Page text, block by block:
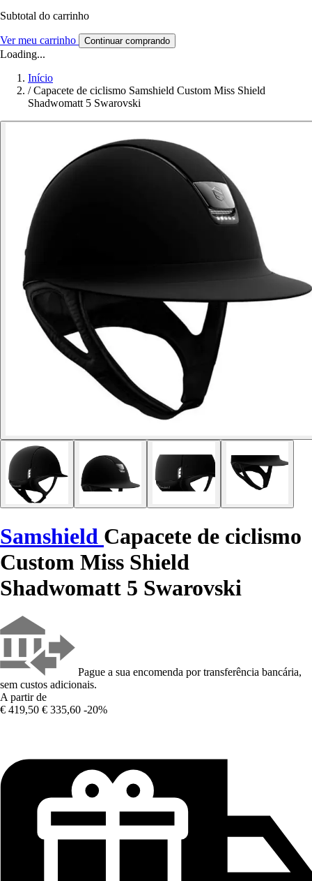
Subtotal do carrinho
Ver meu carrinho Continuar comprando
Loading...
Início
/ Capacete de ciclismo Samshield Custom Miss Shield
Shadwomatt 5 Swarovski
Samshield Capacete de ciclismo
Custom Miss Shield
Shadwomatt 5 Swarovski
Pague a sua encomenda por transferência bancária,
sem custos adicionais.
A partir de
€ 419,50 € 335,60 -20%